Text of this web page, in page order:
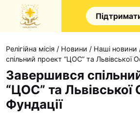
Релігійна місія / Новини / Наші новини
спільний проект “ЦОС” та Львівської
Завершився
“ЦОС” та Львівської
Фундації